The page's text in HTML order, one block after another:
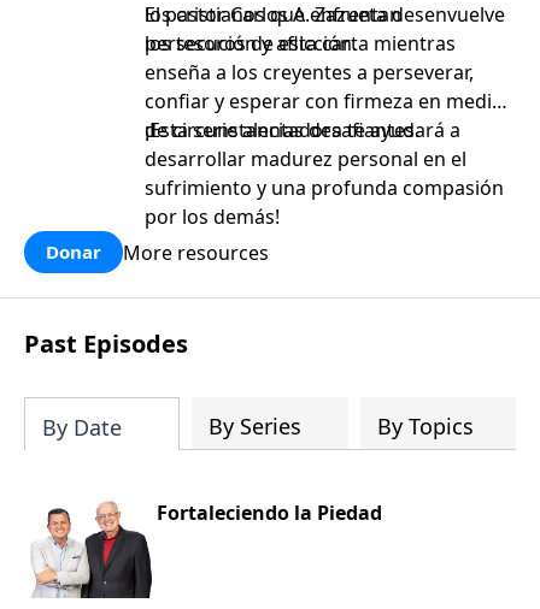
los cristianos que enfrentan
persecución y aflicción.
El pastor Carlos A. Zazueta desenvuelve
los tesoros de esta carta mientras
enseña a los creyentes a perseverar,
confiar y esperar con firmeza en medio
de circunstancias desafiantes.
¡Esta serie alentadora te ayudará a
desarrollar madurez personal en el
sufrimiento y una profunda compasión
por los demás!
Donar More resources
Past Episodes
By Date By Series By Topics
Fortaleciendo la Piedad